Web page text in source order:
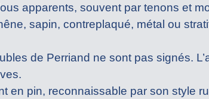
apparents, souvent par tenons et
sapin, contreplaqué, métal ou
de Perriand ne sont pas signés.
en pin, reconnaissable par son style